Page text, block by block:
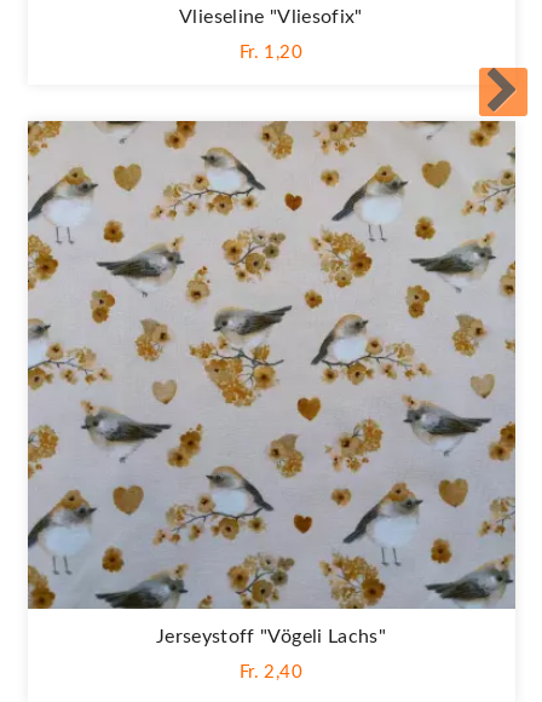
Vlieseline "Vliesofix"
Fr. 1,20
Jerseystoff "Vögeli Lachs"
Fr. 2,40